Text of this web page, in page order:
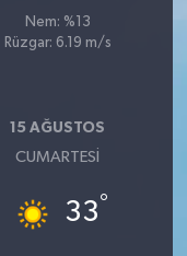
Nem: %13
Rüzgar: 6.19 m/s
15 AĞUSTOS
CUMARTESI
33°